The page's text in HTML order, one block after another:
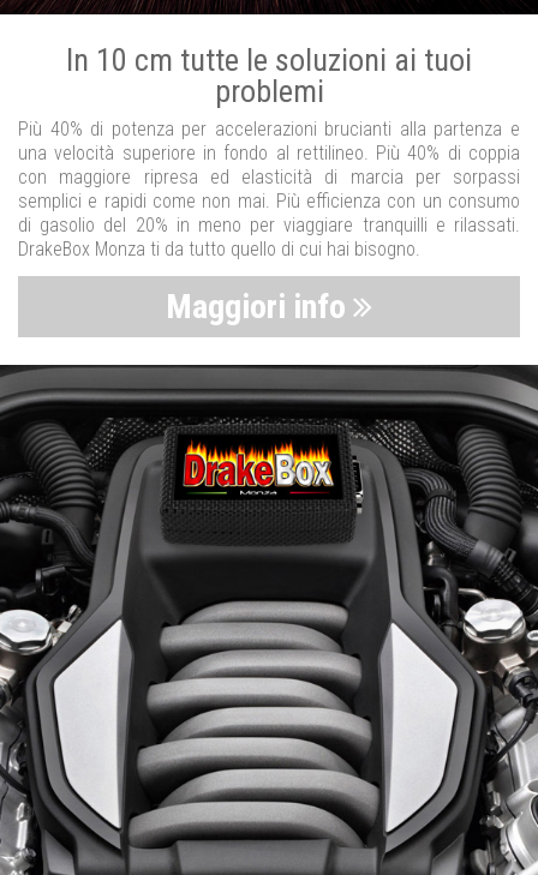
In 10 cm tutte le soluzioni ai tuoi
problemi
Più 40% di potenza per accelerazioni brucianti alla partenza e
una velocità superiore in fondo al rettilineo. Più 40% di coppia
con maggiore ripresa ed elasticità di marcia per sorpassi
semplici e rapidi come non mai. Più efficienza con un consumo
di gasolio del 20% in meno per viaggiare tranquilli e rilassati.
DrakeBox Monza ti da tutto quello di cui hai bisogno.
Maggiori info